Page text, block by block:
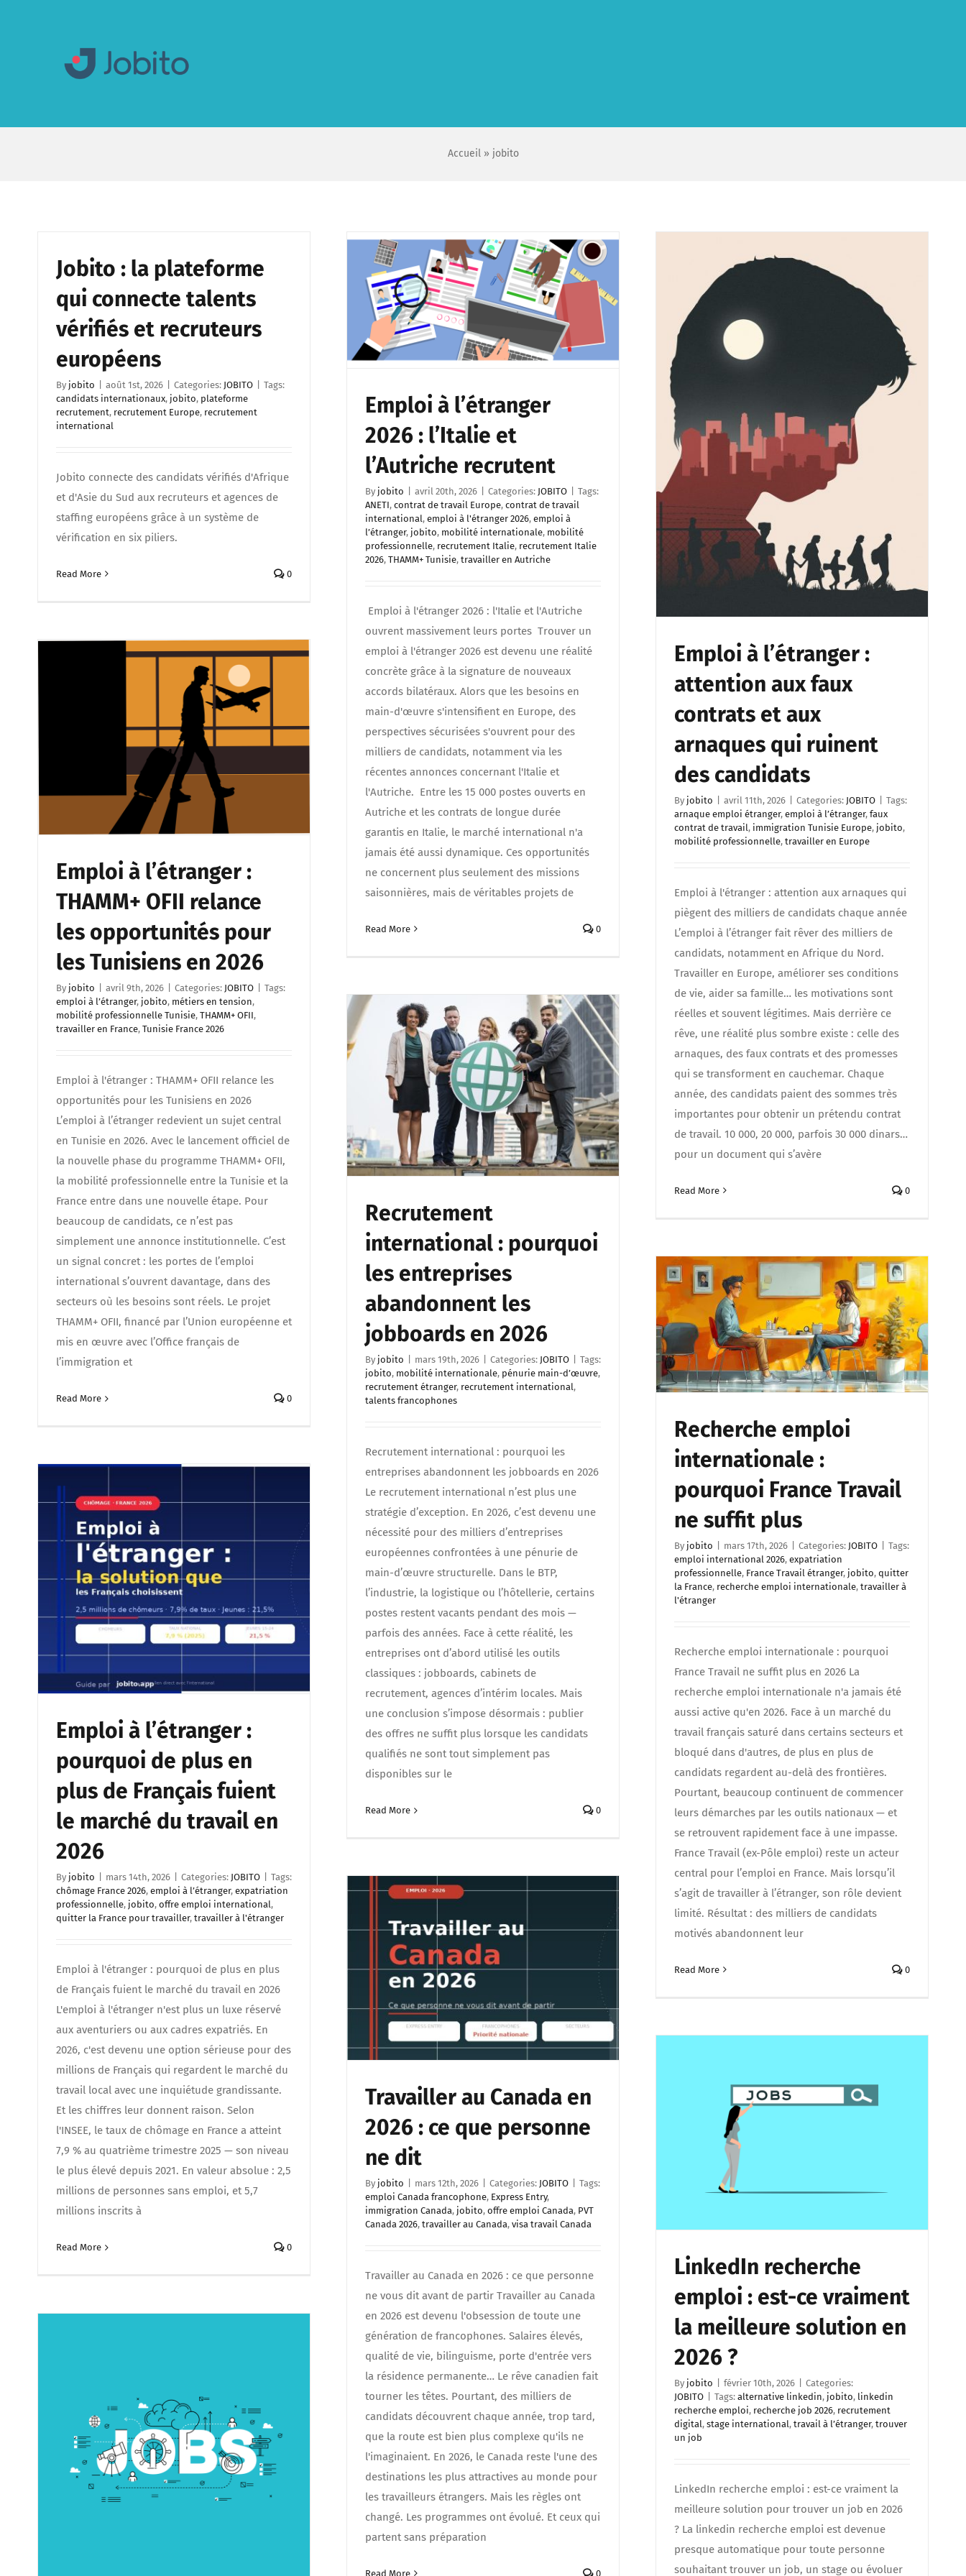
Accueil» jobito
Jobito : la plateforme
qui connecte talents
vérifiés et recruteurs
européens
By jobito août 1st, 2026 Categories: JOBITO
Tags:
candidats internationaux, jobito, plateforme
recrutement, recrutement Europe, recrutement
international
Jobito connecte des candidats vérifiés d'Afrique
et d'Asie du Sud aux recruteurs et agences de
staffing européens grâce à un système de
vérification en six piliers.
Read More 0
Emploi à l’étranger
2026 : l’Italie et
l’Autriche recrutent
By jobito avril 20th, 2026 Categories: JOBITO
Tags:
ANETI, contrat de travail Europe, contrat de travail
international, emploi à l'étranger 2026, emploi à
l’étranger, jobito, mobilité internationale, mobilité
professionnelle, recrutement Italie, recrutement Italie
2026, THAMM+ Tunisie, travailler en Autriche
​ Emploi à l'étranger 2026 : l'Italie et l'Autriche
ouvrent massivement leurs portes ​ Trouver un
emploi à l'étranger 2026 est devenu une réalité
concrète grâce à la signature de nouveaux
accords bilatéraux. Alors que les besoins en
main-d'œuvre s'intensifient en Europe, des
perspectives sécurisées s'ouvrent pour des
milliers de candidats, notamment via les
récentes annonces concernant l'Italie et
l'Autriche. ​ Entre les 15 000 postes ouverts en
Autriche et les contrats de longue durée
garantis en Italie, le marché international n'a
jamais été aussi dynamique. Ces opportunités
ne concernent plus seulement des missions
saisonnières, mais de véritables projets de
Read More 0
Emploi à l’étranger :
attention aux faux
contrats et aux
arnaques qui ruinent
des candidats
By jobito avril 11th, 2026 Categories: JOBITO
Tags:
arnaque emploi étranger, emploi à l’étranger, faux
contrat de travail, immigration Tunisie Europe, jobito,
mobilité professionnelle, travailler en Europe
Emploi à l'étranger : attention aux arnaques qui
piègent des milliers de candidats chaque année
L’emploi à l’étranger fait rêver des milliers de
candidats, notamment en Afrique du Nord.
Travailler en Europe, améliorer ses conditions
de vie, aider sa famille… les motivations sont
réelles et souvent légitimes. Mais derrière ce
rêve, une réalité plus sombre existe : celle des
arnaques, des faux contrats et des promesses
qui se transforment en cauchemar. Chaque
année, des candidats paient des sommes très
importantes pour obtenir un prétendu contrat
de travail. 10 000, 20 000, parfois 30 000 dinars…
pour un document qui s’avère
Read More 0
Emploi à l’étranger :
THAMM+ OFII relance
les opportunités pour
les Tunisiens en 2026
By jobito avril 9th, 2026 Categories: JOBITO
Tags:
emploi à l’étranger, jobito, métiers en tension,
mobilité professionnelle Tunisie, THAMM+ OFII,
travailler en France, Tunisie France 2026
Emploi à l'étranger : THAMM+ OFII relance les
opportunités pour les Tunisiens en 2026
L’emploi à l’étranger redevient un sujet central
en Tunisie en 2026. Avec le lancement officiel de
la nouvelle phase du programme THAMM+ OFII,
la mobilité professionnelle entre la Tunisie et la
France entre dans une nouvelle étape. Pour
beaucoup de candidats, ce n’est pas
simplement une annonce institutionnelle. C’est
un signal concret : les portes de l’emploi
international s’ouvrent davantage, dans des
secteurs où les besoins sont réels. Le projet
THAMM+ OFII, financé par l’Union européenne et
mis en œuvre avec l’Office français de
l’immigration et
Read More 0
Recrutement
international : pourquoi
les entreprises
abandonnent les
jobboards en 2026
By jobito mars 19th, 2026 Categories: JOBITO
Tags:
jobito, mobilité internationale, pénurie main-d’œuvre,
recrutement étranger, recrutement international,
talents francophones
Recrutement international : pourquoi les
entreprises abandonnent les jobboards en 2026
Le recrutement international n’est plus une
stratégie d’exception. En 2026, c’est devenu une
nécessité pour des milliers d’entreprises
européennes confrontées à une pénurie de
main-d’œuvre structurelle. Dans le BTP,
l’industrie, la logistique ou l’hôtellerie, certains
postes restent vacants pendant des mois —
parfois des années. Face à cette réalité, les
entreprises ont d’abord utilisé les outils
classiques : jobboards, cabinets de
recrutement, agences d’intérim locales. Mais
une conclusion s’impose désormais : publier
des offres ne suffit plus lorsque les candidats
qualifiés ne sont tout simplement pas
disponibles sur le
Read More 0
Recherche emploi
internationale :
pourquoi France Travail
ne suffit plus
By jobito mars 17th, 2026 Categories: JOBITO
Tags:
emploi international 2026, expatriation
professionnelle, France Travail étranger, jobito, quitter
la France, recherche emploi internationale, travailler à
l'étranger
Recherche emploi internationale : pourquoi
France Travail ne suffit plus en 2026 La
recherche emploi internationale n'a jamais été
aussi active qu'en 2026. Face à un marché du
travail français saturé dans certains secteurs et
bloqué dans d'autres, de plus en plus de
candidats regardent au-delà des frontières.
Pourtant, beaucoup continuent de commencer
leurs démarches par les outils nationaux — et
se retrouvent rapidement face à une impasse.
France Travail (ex-Pôle emploi) reste un acteur
central pour l’emploi en France. Mais lorsqu’il
s’agit de travailler à l’étranger, son rôle devient
limité. Résultat : des milliers de candidats
motivés abandonnent leur
Read More 0
Emploi à l’étranger :
pourquoi de plus en
plus de Français fuient
le marché du travail en
2026
By jobito mars 14th, 2026 Categories: JOBITO
Tags:
chômage France 2026, emploi à l’étranger, expatriation
professionnelle, jobito, offre emploi international,
quitter la France pour travailler, travailler à l'étranger
Emploi à l'étranger : pourquoi de plus en plus
de Français fuient le marché du travail en 2026
L'emploi à l'étranger n'est plus un luxe réservé
aux aventuriers ou aux cadres expatriés. En
2026, c'est devenu une option sérieuse pour des
millions de Français qui regardent le marché du
travail local avec une inquiétude grandissante.
Et les chiffres leur donnent raison. Selon
l'INSEE, le taux de chômage en France a atteint
7,9 % au quatrième trimestre 2025 — son niveau
le plus élevé depuis 2021. En valeur absolue : 2,5
millions de personnes sans emploi, et 5,7
millions inscrits à
Read More 0
Travailler au Canada en
2026 : ce que personne
ne dit
By jobito mars 12th, 2026 Categories: JOBITO
Tags:
emploi Canada francophone, Express Entry,
immigration Canada, jobito, offre emploi Canada, PVT
Canada 2026, travailler au Canada, visa travail Canada
Travailler au Canada en 2026 : ce que personne
ne vous dit avant de partir Travailler au Canada
en 2026 est devenu l'obsession de toute une
génération de francophones. Salaires élevés,
qualité de vie, bilinguisme, porte d'entrée vers
la résidence permanente… Le rêve canadien fait
tourner les têtes. Pourtant, des milliers de
candidats découvrent chaque année, trop tard,
que la route est bien plus complexe qu'ils ne
l'imaginaient. En 2026, le Canada reste l'une des
destinations les plus attractives au monde pour
les travailleurs étrangers. Mais les règles ont
changé. Les programmes ont évolué. Et ceux qui
partent sans préparation
Read More 0
LinkedIn recherche
emploi : est-ce vraiment
la meilleure solution en
2026 ?
By jobito février 10th, 2026
Categories:
JOBITO
Tags: alternative linkedin, jobito, linkedin
recherche emploi, recherche job 2026, recrutement
digital, stage international, travail à l’étranger, trouver
un job
LinkedIn recherche emploi : est-ce vraiment la
meilleure solution pour trouver un job en 2026
? La linkedin recherche emploi est devenue
presque automatique pour toute personne
souhaitant trouver un job, un stage ou évoluer